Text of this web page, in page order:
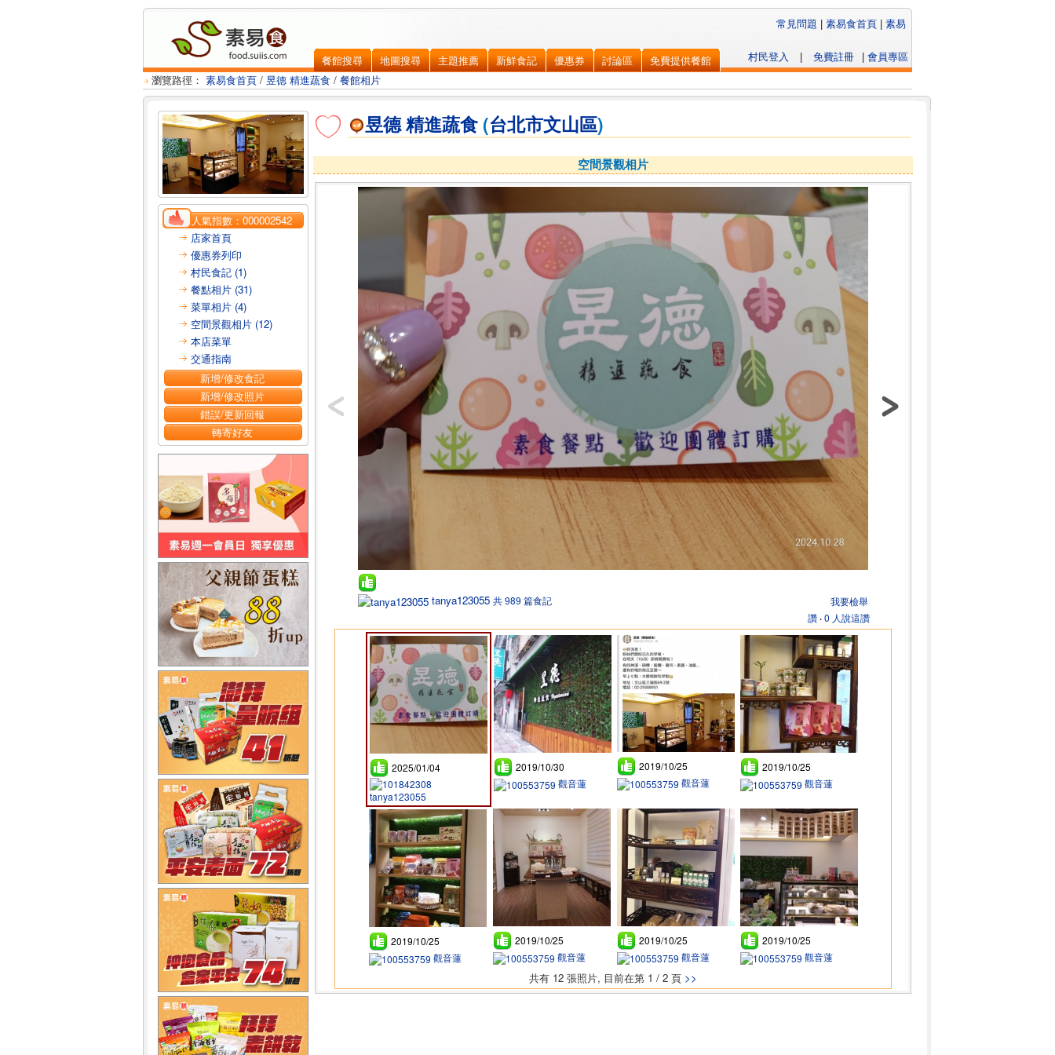
餐館搜尋 地圖搜尋 主題推薦 新鮮食記 優惠券 討論區 免費提供餐館 | 會員專區
免費註冊
|
村民登入
常見問題 | 素易食首頁 | 素易
瀏覽路徑： 素易食首頁 / 昱德 精進蔬食 / 餐館相片
人氣指數：000002542
店家首頁
優惠券列印
村民食記 (1)
餐點相片 (31)
菜單相片 (4)
空間景觀相片 (12)
本店菜單
交通指南
新增/修改食記
新增/修改照片
錯誤/更新回報
轉寄好友
昱德 精進蔬食 (台北市文山區)
空間景觀相片
tanya123055 共 989 篇食記
我要檢舉
讚 ‧0 人說這讚
2025/01/04
tanya123055
2019/10/30
觀音蓮
2019/10/25
觀音蓮
2019/10/25
觀音蓮
2019/10/25
觀音蓮
2019/10/25
觀音蓮
2019/10/25
觀音蓮
2019/10/25
觀音蓮
共有 12 張照片, 目前在第 1 / 2 頁 >>